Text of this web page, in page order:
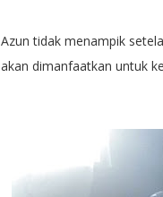
Azun tidak menampik
akan dimanfaatkan untuk